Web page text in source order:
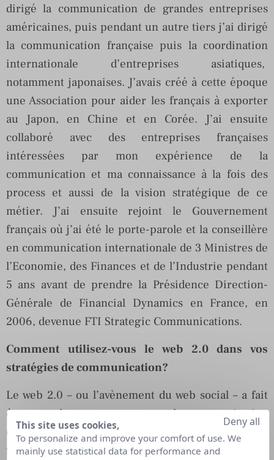
dirigé la communication de grandes entreprises
américaines, puis pendant un autre tiers j’ai dirigé
la communication française puis la coordination
internationale d’entreprises asiatiques,
notamment japonaises. J’avais créé à cette époque
une Association pour aider les français à exporter
au Japon, en Chine et en Corée. J’ai ensuite
collaboré avec des entreprises françaises
intéressées par mon expérience de la
communication et ma connaissance à la fois des
process et aussi de la vision stratégique de ce
métier. J’ai ensuite rejoint le Gouvernement
français où j’ai été le porte-parole et la conseillère
en communication internationale de 3 Ministres de
l’Economie, des Finances et de l’Industrie pendant
5 ans avant de prendre la Présidence Direction-
Générale de Financial Dynamics en France, en
2006, devenue FTI Strategic Communications.
Comment utilisez-vous le web 2.0 dans vos
stratégies de communication?
Le web 2.0 – ou l’avènement du web social – a fait
émerger de nouveaux canaux de communication
qui s’affranchissent des intermédiaires
traditionnels et qui permettent aux entreprises de
This site uses cookies,
To personalize and improve your comfort of use. We
mainly use statistical data for performance and
Deny all